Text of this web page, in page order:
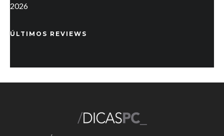
2026
ÚLTIMOS REVIEWS